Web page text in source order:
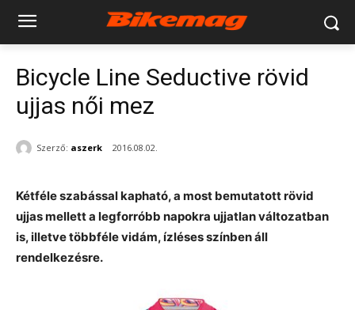
Bicycle Line Seductive rövid
ujjas női mez
Szerző: aszerk 2016.08.02.
Kétféle szabással kapható, a most bemutatott rövid
ujjas mellett a legforróbb napokra ujjatlan változatban
is, illetve többféle vidám, ízléses színben áll
rendelkezésre.